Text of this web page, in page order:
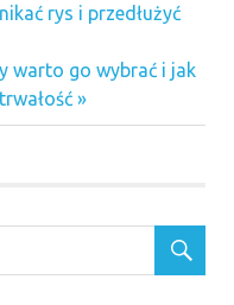
rys i przedłużyć
warto go wybrać i jak